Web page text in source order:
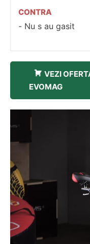
CONTRA
Nu s au gasit
VEZI
EVOMAG